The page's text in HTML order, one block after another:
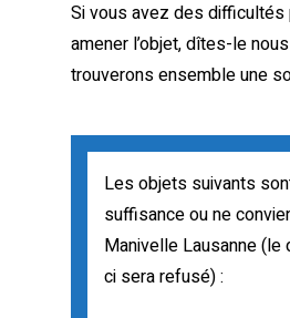
Si vous avez des difficultés
amener l’objet, dîtes-le
trouverons ensemble une
Les objets suivants
suffisance ou ne
Manivelle Lausanne (le
ci sera refusé) :